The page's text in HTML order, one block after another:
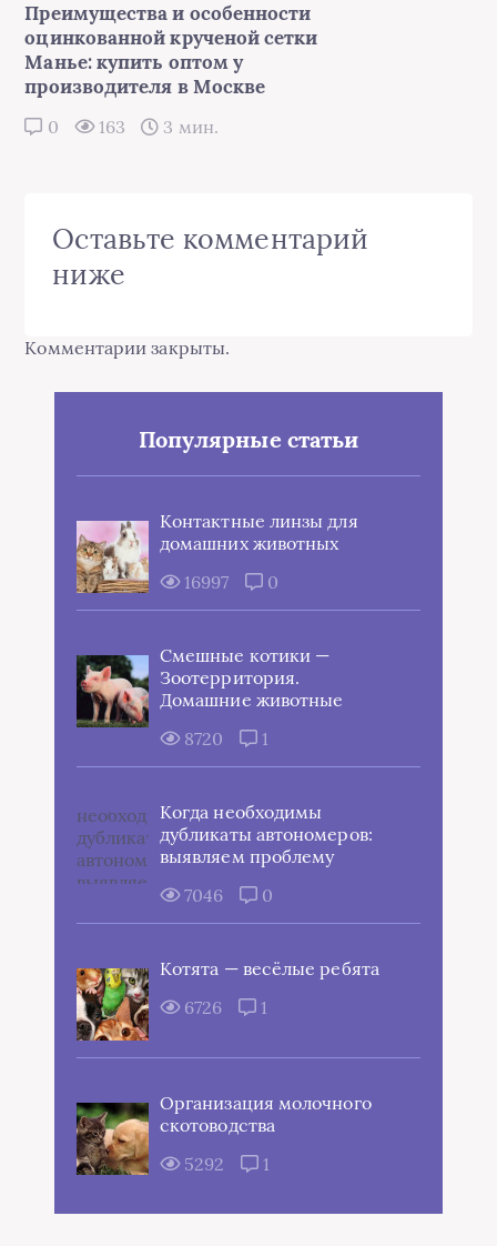
Преимущества и особенности
оцинкованной крученой сетки
Манье: купить оптом у
производителя в Москве
0 163 3 мин.
Оставьте комментарий
ниже
Комментарии закрыты.
Популярные статьи
Контактные линзы для
домашних животных
16997
0
Смешные котики —
Зоотерритория.
Домашние животные
8720
1
Когда необходимы
дубликаты автономеров:
выявляем проблему
7046
0
Котята — весёлые ребята
6726
1
Организация молочного
скотоводства
5292
1